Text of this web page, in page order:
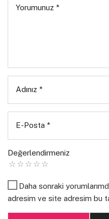
Kaynak: www.haberler.com
Yorumunuz *
Adınız *
E-Posta *
Değerlendirmeniz
Daha sonraki
adresim ve site adresim bu